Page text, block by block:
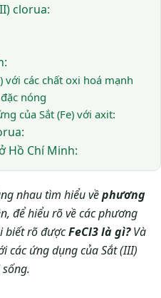
clorua:
với các chất oxi hoá mạnh
nóng
của Sắt (Fe) với axit:
Hồ Chí Minh:
nhau tìm hiểu vềphương
để hiểu rõ về các phương
biết rõ đượcFeCl3 là gì?Và
các ứng dụng của Sắt (III)